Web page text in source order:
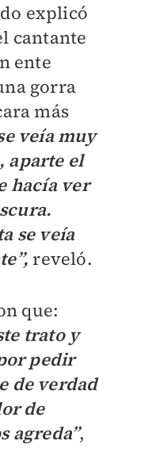
explicó
cantante
ente
gorra
más
veía muy
aparte el
hacía ver
se veía
reveló.
que:
trato y
pedir
de verdad
de
agreda”,